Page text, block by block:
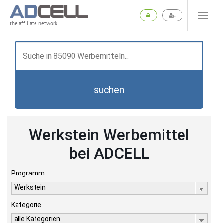
the affiliate network
suchen
Werkstein Werbemittel
bei ADCELL
Programm
Werkstein
Kategorie
alle Kategorien